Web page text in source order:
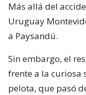
Más allá del
Uruguay
a Paysandú.
Sin embargo, el
frente a la curiosa
pelota, que pasó